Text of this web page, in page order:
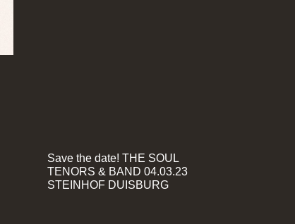
Save the date! THE SOUL
TENORS & BAND 04.03.23
STEINHOF DUISBURG